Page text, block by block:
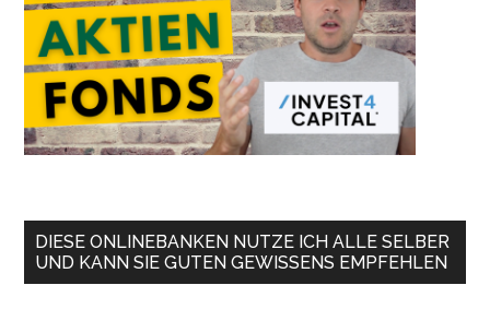
DIESE ONLINEBANKEN NUTZE ICH ALLE SELBER
UND KANN SIE GUTEN GEWISSENS EMPFEHLEN